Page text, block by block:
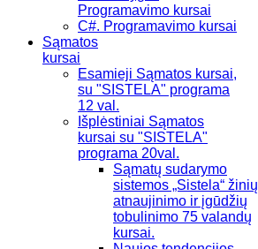
Programavimo kursai
C#. Programavimo kursai
Sąmatos
kursai
Esamieji Sąmatos kursai,
su "SISTELA" programa
12 val.
Išplėstiniai Sąmatos
kursai su "SISTELA"
programa 20val.
Sąmatų sudarymo
sistemos „Sistela“ žinių
atnaujinimo ir įgūdžių
tobulinimo 75 valandų
kursai.